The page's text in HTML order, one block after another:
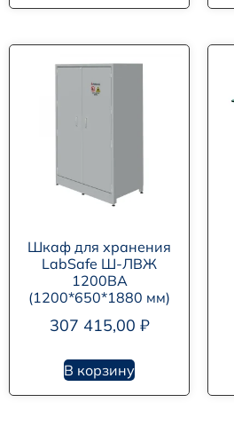
Шкаф для хранения
LabSafe Ш-ЛВЖ
1200ВА
(1200*650*1880 мм)
307 415,00 ₽
В корзину